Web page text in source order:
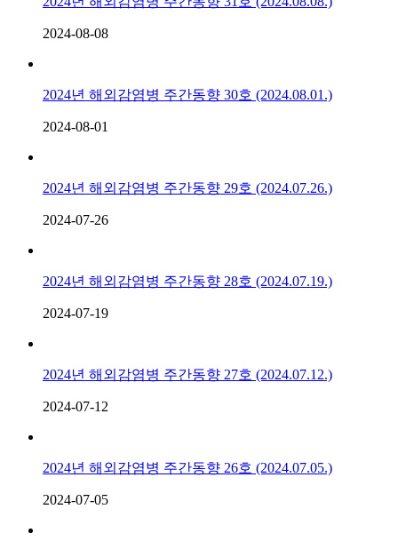
2024-08-08
2024년 해외감염병 주간동향 30호 (2024.08.01.)
2024-08-01
2024년 해외감염병 주간동향 29호 (2024.07.26.)
2024-07-26
2024년 해외감염병 주간동향 28호 (2024.07.19.)
2024-07-19
2024년 해외감염병 주간동향 27호 (2024.07.12.)
2024-07-12
2024년 해외감염병 주간동향 26호 (2024.07.05.)
2024-07-05